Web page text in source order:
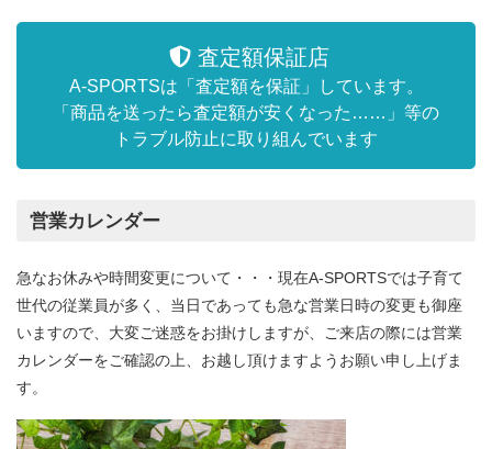
査定額保証店
A-SPORTSは「査定額を保証」しています。
「商品を送ったら査定額が安くなった……」等の
トラブル防止に取り組んでいます
営業カレンダー
急なお休みや時間変更について・・・現在A-SPORTSでは子育て
世代の従業員が多く、当日であっても急な営業日時の変更も御座
いますので、大変ご迷惑をお掛けしますが、ご来店の際には営業
カレンダーをご確認の上、お越し頂けますようお願い申し上げま
す。